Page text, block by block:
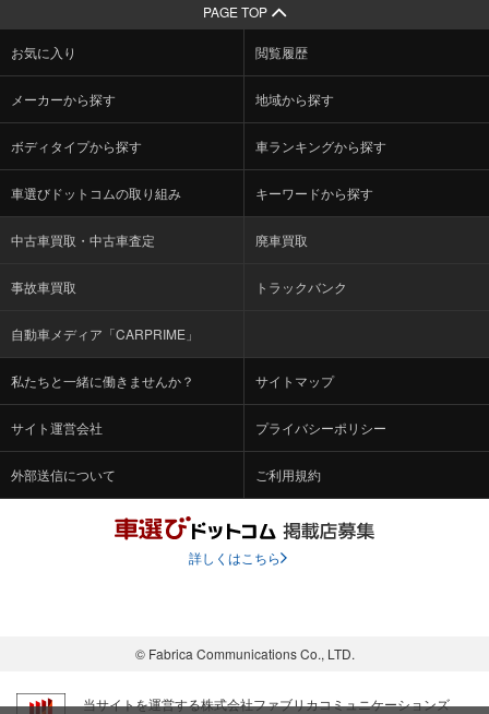
PAGE TOP
お気に入り 閲覧履歴
メーカーから探す 地域から探す
ボディタイプから探す 車ランキングから探す
車選びドットコムの取り組み キーワードから探す
中古車買取・中古車査定 廃車買取
事故車買取 トラックバンク
自動車メディア「CARPRIME」
私たちと一緒に働きませんか？ サイトマップ
サイト運営会社 プライバシーポリシー
外部送信について ご利用規約
詳しくはこちら
© Fabrica Communications Co., LTD.
当サイトを運営する株式会社ファブリカコミュニケーションズ